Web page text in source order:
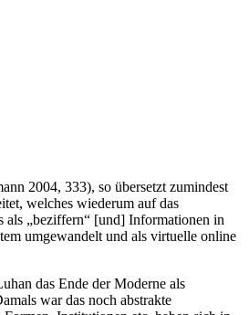
2004, 333), so übersetzt zumindest
welches wiederum auf das
als „beziffern“ [und] Informationen in
umgewandelt und als virtuelle online
das Ende der Moderne als
war das noch abstrakte